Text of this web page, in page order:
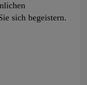
sich begeistern.